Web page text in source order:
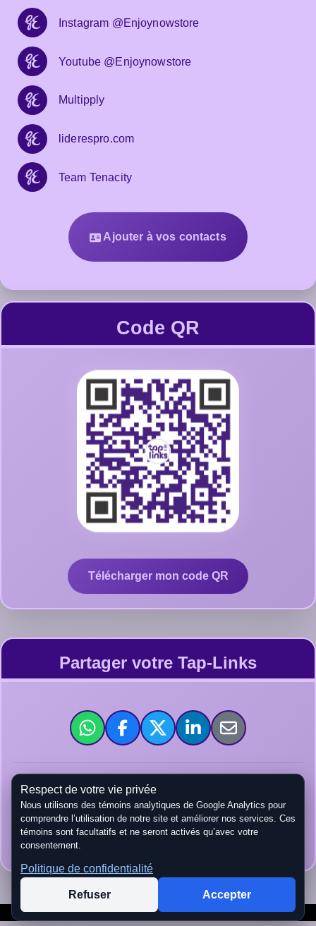
Instagram @Enjoynowstore
Youtube @Enjoynowstore
Multipply
liderespro.com
Team Tenacity
Ajouter à vos contacts
Code QR
Télécharger mon code QR
Partager votre Tap-Links
tap-links.ca/
Copier URL
Impulsé parTap-Links.2026
Respect de votre vie privée
Nous utilisons des témoins analytiques de Google Analytics pour
comprendre l’utilisation de notre site et améliorer nos services. Ces
témoins sont facultatifs et ne seront activés qu’avec votre
consentement.
Politique de confidentialité
Refuser Accepter